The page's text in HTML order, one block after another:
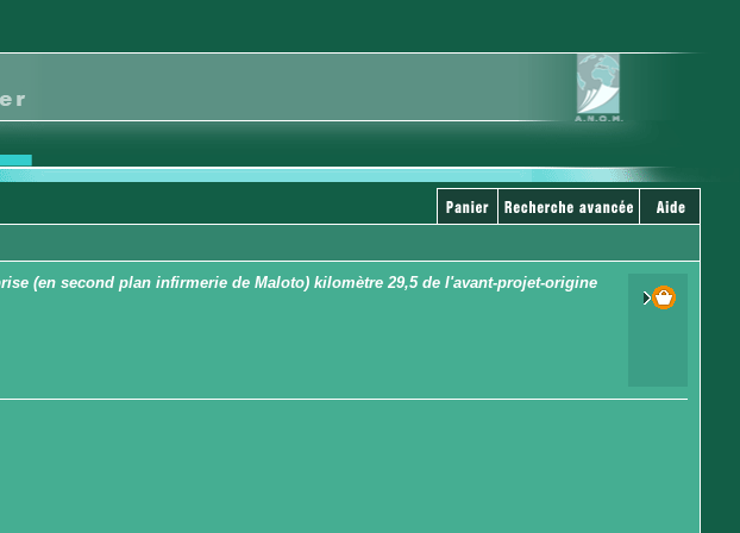
(en second plan infirmerie de Maloto) kilomètre 29,5 de l'avant-projet-origine